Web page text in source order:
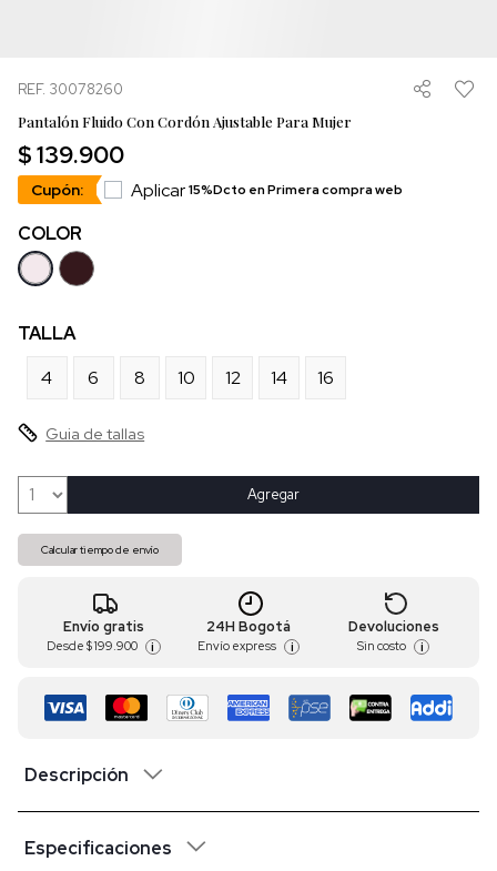
REF. 30078260
Pantalón Fluido Con Cordón Ajustable Para Mujer
$ 139.900
Cupón: Aplicar15%Dcto en Primera compra web
COLOR
TALLA
4
6 8 10 12 14 16
Guia de tallas
Agregar
Calcular tiempo de envío
Envío gratis
Desde $ 199.900 i
24H Bogotá
Envío express i
Devoluciones
Sin costo i
Descripción
Especificaciones